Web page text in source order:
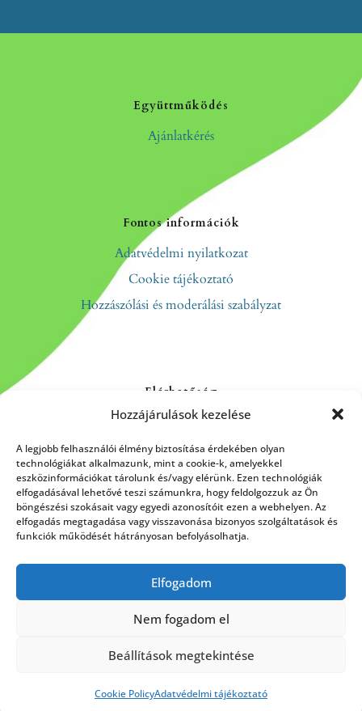
Hozzájárulások kezelése
A legjobb felhasználói élmény biztosítása érdekében olyan
technológiákat alkalmazunk, mint a cookie-k, amelyekkel
eszközinformációkat tárolunk és/vagy elérünk. Ezen technológiák
elfogadásával lehetővé teszi számunkra, hogy feldolgozzuk az Ön
böngészési szokásait vagy egyedi azonosítóit ezen a webhelyen. Az
elfogadás megtagadása vagy visszavonása bizonyos szolgáltatások és
funkciók működését hátrányosan befolyásolhatja.
Elfogadom
Nem fogadom el
Beállítások megtekintése
Cookie PolicyAdatvédelmi tájékoztató
Együttműködés
Ajánlatkérés
Fontos információk
Adatvédelmi nyilatkozat
Cookie tájékoztató
Hozzászólási és moderálási szabályzat
Elérhetőség
Kapcsolat
Rólunk
HÍRLEVÉL FELIRATKOZÁS